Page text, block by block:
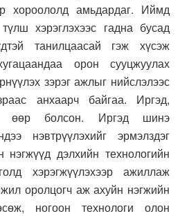
хороололд амьдардаг. Иймд
хэрэглэхээс гадна бусад
танилцаасай гэж хүсэж
орон сууцжуулах
зэрэг ажлыг нийслэлээс
анхаарч байгаа. Иргэд,
өөр болсон. Иргэд шинэ
нэвтрүүлэхийг эрмэлздэг
дэлхийн технологийн
хэрэгжүүлэхээр ажиллаж
оролцогч аж ахуйн нэгжийн
ногоон технологи олон